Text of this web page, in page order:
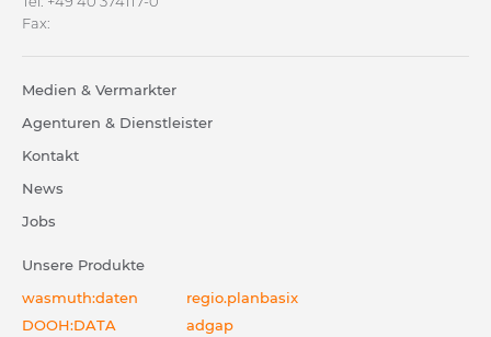
Fax:
Medien & Vermarkter
Agenturen & Dienstleister
Kontakt
News
Jobs
Unsere Produkte
wasmuth:daten
DOOH:DATA
regio.planbasix
adgap